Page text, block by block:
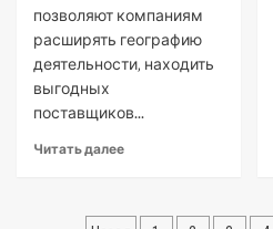
позволяют компаниям
расширять географию
деятельности‚ находить
выгодных
поставщиков...
Читать далее